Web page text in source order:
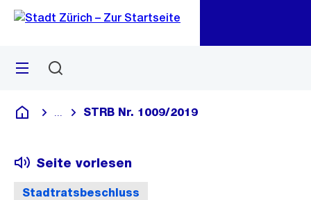
Navigation
Sprunglink
Menü
Deutsch
Blende alle Breadcrumbs ein
STRB Nr. 1009/2019
Stadtratsbeschluss
Seite vorlesen